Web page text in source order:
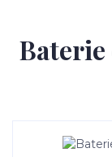
Baterie